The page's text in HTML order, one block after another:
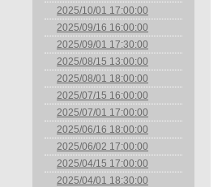
2025/10/01 17:00:00
2025/09/16 16:00:00
2025/09/01 17:30:00
2025/08/15 13:00:00
2025/08/01 18:00:00
2025/07/15 16:00:00
2025/07/01 17:00:00
2025/06/16 18:00:00
2025/06/02 17:00:00
2025/04/15 17:00:00
2025/04/01 18:30:00